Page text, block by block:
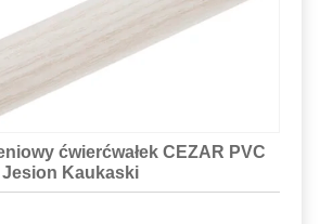
ćwierćwałek CEZAR PVC
Jesion Kaukaski